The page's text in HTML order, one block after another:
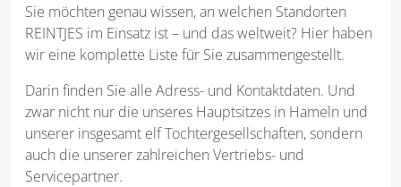
Sie möchten genau wissen, an welchen Standorten
REINTJES im Einsatz ist – und das weltweit? Hier haben
wir eine komplette Liste für Sie zusammengestellt.
Darin finden Sie alle Adress- und Kontaktdaten. Und
zwar nicht nur die unseres Hauptsitzes in Hameln und
unserer insgesamt elf Tochtergesellschaften, sondern
auch die unserer zahlreichen Vertriebs- und
Servicepartner.